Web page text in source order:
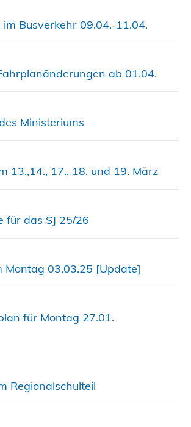
Busverkehr 09.04.-11.04.
ab 01.04.
Ministeriums
13.,14., 17., 18. und 19. März
für das SJ 25/26
Montag 03.03.25 [Update]
für Montag 27.01.
Regionalschulteil